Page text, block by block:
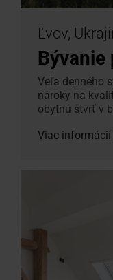
Ľvov,
Bývanie
Veľa denného
nároky na
obytnú štvrť v
Viac informácií